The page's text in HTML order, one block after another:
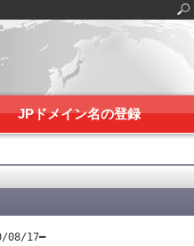
JPドメイン名の登録
08/17━